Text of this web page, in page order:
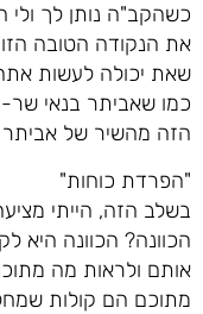
כשהקב"ה נותן לך ולי
את הנקודה הטובה
שאת יכולה לעשות
כמו שאביתר בנאי
הזה מהשיר של אביתר
"הפרדת כוחות"
בשלב הזה, הייתי
הכוונה? הכוונה היא
אותם ולראות מה
מתוכם הם קולות